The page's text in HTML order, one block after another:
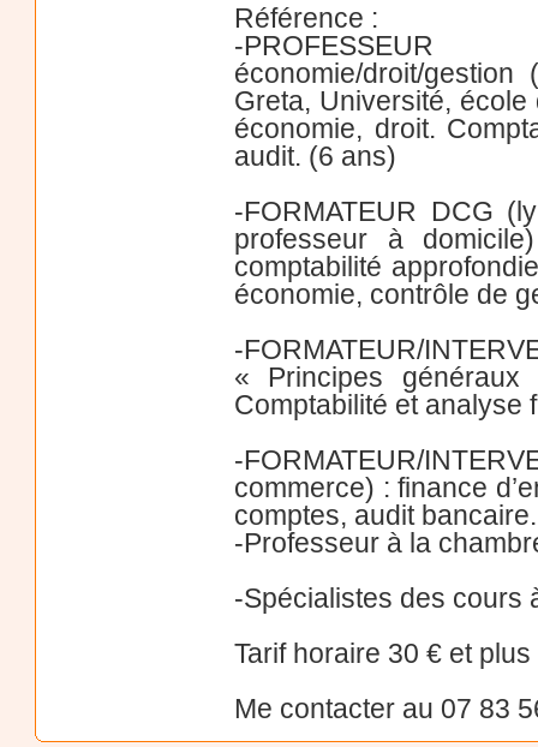
Référence :
-PROFESSEUR
économie/droit/
Greta, Université,
économie, droit.
audit. (6 ans)
-FORMATEUR DCG
professeur à
comptabilité
économie, contrôle de
-FORMATEUR/
« Principes généraux
Comptabilité et analyse
-FORMATEUR/
commerce) : finance
comptes, audit
-Professeur à la
-Spécialistes des cours
Tarif horaire 30 € et
Me contacter au 07 83